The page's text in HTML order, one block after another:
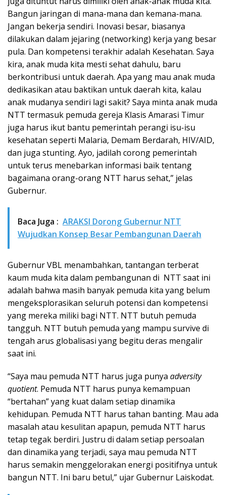
Bangun jaringan di mana-mana dan kemana-mana.
Jangan bekerja sendiri. Inovasi besar, biasanya
dilakukan dalam jejaring (networking) kerja yang besar
pula. Dan kompetensi terakhir adalah Kesehatan. Saya
kira, anak muda kita mesti sehat dahulu, baru
berkontribusi untuk daerah. Apa yang mau anak muda
dedikasikan atau baktikan untuk daerah kita, kalau
anak mudanya sendiri lagi sakit? Saya minta anak muda
NTT termasuk pemuda gereja Klasis Amarasi Timur
juga harus ikut bantu pemerintah perangi isu-isu
kesehatan seperti Malaria, Demam Berdarah, HIV/AID,
dan juga stunting. Ayo, jadilah corong pemerintah
untuk terus menebarkan informasi baik tentang
bagaimana orang-orang NTT harus sehat,” jelas
Gubernur.
Baca Juga : ARAKSI Dorong Gubernur NTT
Wujudkan Konsep Besar Pembangunan Daerah
Gubernur VBL menambahkan, tantangan terberat
kaum muda kita dalam pembangunan di NTT saat ini
adalah bahwa masih banyak pemuda kita yang belum
mengeksplorasikan seluruh potensi dan kompetensi
yang mereka miliki bagi NTT. NTT butuh pemuda
tangguh. NTT butuh pemuda yang mampu survive di
tengah arus globalisasi yang begitu deras mengalir
saat ini.
“Saya mau pemuda NTT harus juga punya adversity
quotient. Pemuda NTT harus punya kemampuan
“bertahan” yang kuat dalam setiap dinamika
kehidupan. Pemuda NTT harus tahan banting. Mau ada
masalah atau kesulitan apapun, pemuda NTT harus
tetap tegak berdiri. Justru di dalam setiap persoalan
dan dinamika yang terjadi, saya mau pemuda NTT
harus semakin menggelorakan energi positifnya untuk
bangun NTT. Ini baru betul,” ujar Gubernur Laiskodat.